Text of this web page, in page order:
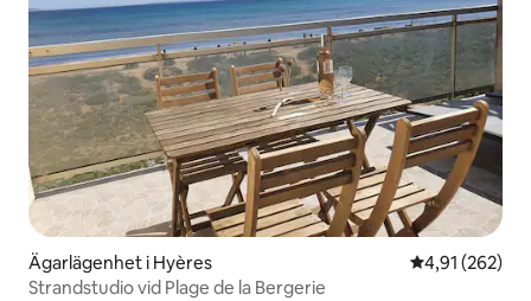
Ägarlägenhet i Hyères 4,91 av 5 i
4,91 (262)
Strandstudio vid Plage de la Bergerie